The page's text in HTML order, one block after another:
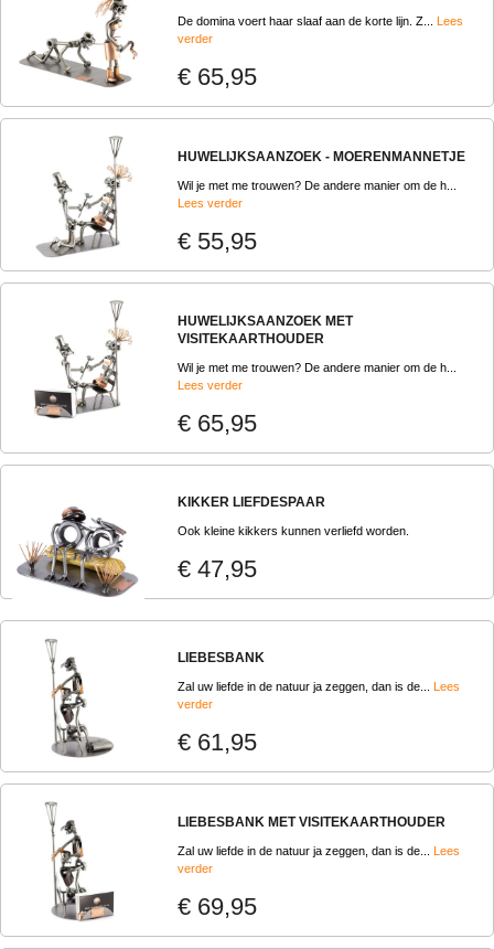
De domina voert haar slaaf aan de korte lijn. Z... Lees
verder
€ 65,95
HUWELIJKSAANZOEK - MOERENMANNETJE
Wil je met me trouwen? De andere manier om de h...
Lees verder
€ 55,95
HUWELIJKSAANZOEK MET
VISITEKAARTHOUDER
Wil je met me trouwen? De andere manier om de h...
Lees verder
€ 65,95
KIKKER LIEFDESPAAR
Ook kleine kikkers kunnen verliefd worden.
€ 47,95
LIEBESBANK
Zal uw liefde in de natuur ja zeggen, dan is de...
Lees
verder
€ 61,95
LIEBESBANK MET VISITEKAARTHOUDER
Zal uw liefde in de natuur ja zeggen, dan is de... Lees
verder
€ 69,95